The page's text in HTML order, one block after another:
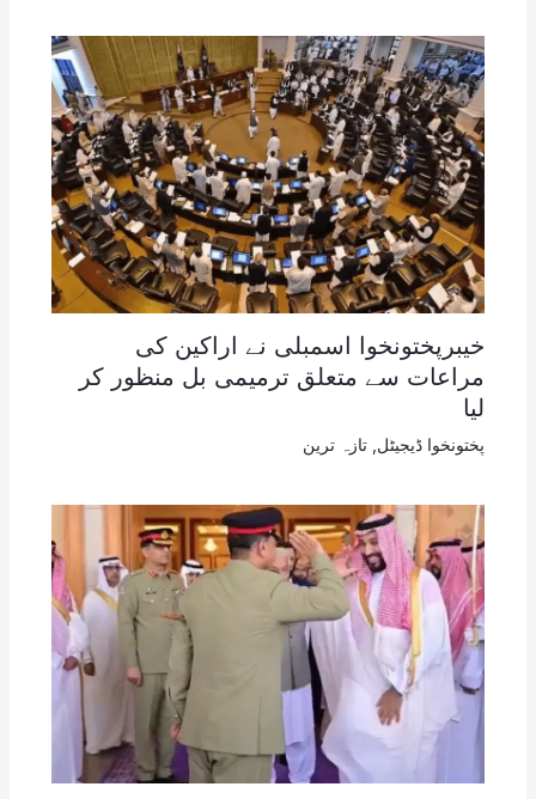
خیبرپختونخوا اسمبلی نے اراکین کی
مراعات سے متعلق ترمیمی بل منظور کر
لیا
پختونخوا ڈیجیٹل تازہ ترین